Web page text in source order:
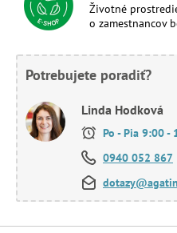
Životné
o zamestnancov
Potrebujete poradiť?
Linda Hodková
Po - Pia 9:00 -
0940 052 867